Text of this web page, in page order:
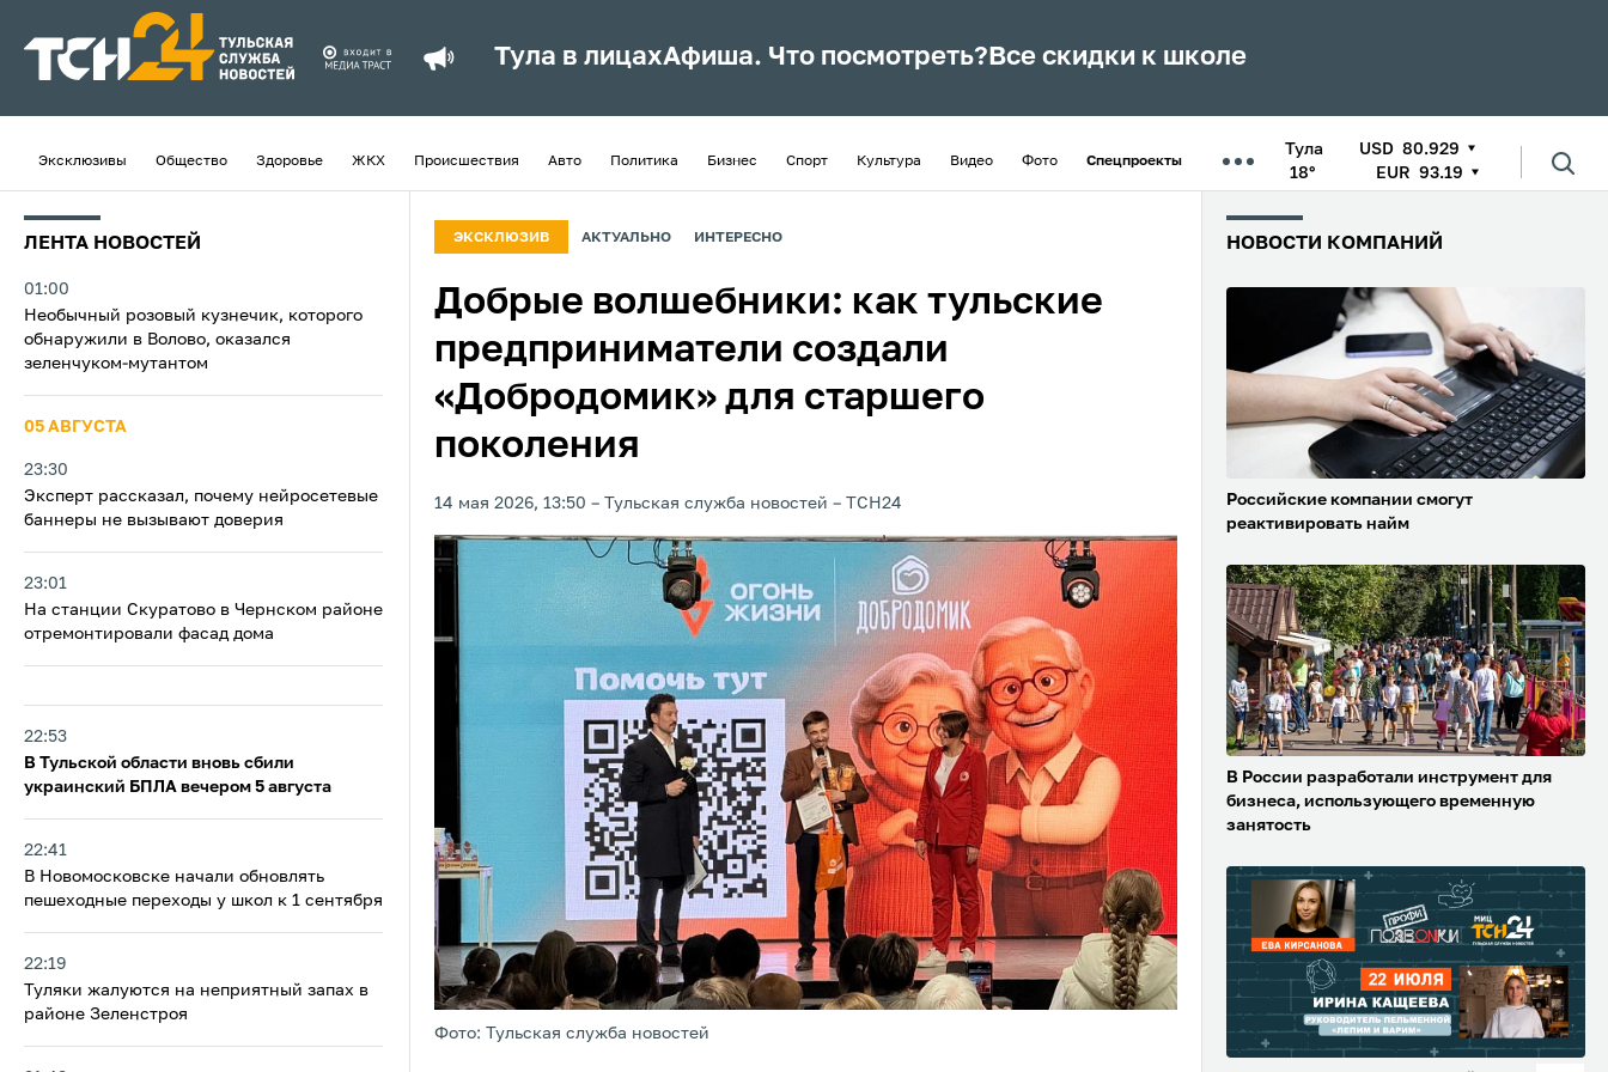
Тула в лицахАфиша. Что посмотреть? Все скидки к школе
Эксклюзивы Общество Здоровье ЖКХ Происшествия Авто Политика Бизнес Спорт Культура Видео Фото Спецпроекты
Тула
18°
USD 80.929
EUR 93.19
ЛЕНТА НОВОСТЕЙ
01:00
Необычный розовый кузнечик, которого
обнаружили в Волово, оказался
зеленчуком-мутантом
05 АВГУСТА
23:30
Эксперт рассказал, почему нейросетевые
баннеры не вызывают доверия
23:01
На станции Скуратово в Чернском районе
отремонтировали фасад дома
22:53
В Тульской области вновь сбили
украинский БПЛА вечером 5 августа
22:41
В Новомосковске начали обновлять
пешеходные переходы у школ к 1 сентября
22:19
Туляки жалуются на неприятный запах в
районе Зеленстроя
ЭКСКЛЮЗИВ АКТУАЛЬНО ИНТЕРЕСНО
Добрые волшебники: как тульские
предприниматели создали
«Добродомик» для старшего
поколения
14 мая 2026, 13:50 Тульская служба новостей ТСН24
Фото: Тульская служба новостей
НОВОСТИ КОМПАНИЙ
Российские компании смогут
реактивировать найм
В России разработали инструмент для
бизнеса, использующего временную
занятость